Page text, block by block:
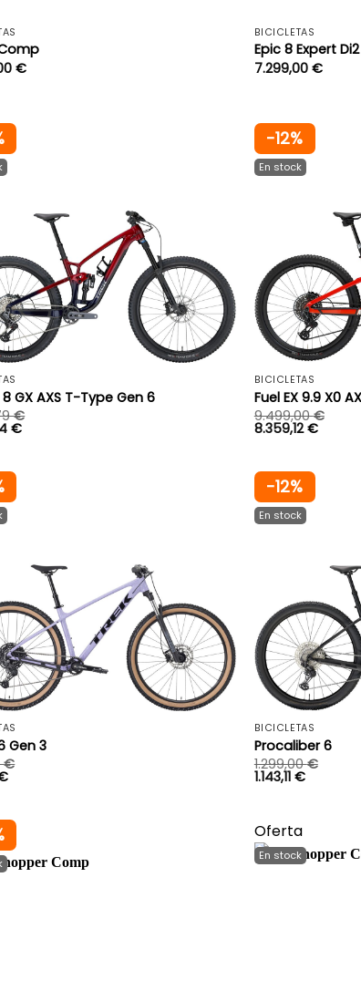
€
BICICLETAS
Epic 8 Expert Di2
7.299,00 €
+
8 GX AXS T-Type Gen 6
€
€
-12%
BICICLETAS
Fuel EX 9.9 X0
9.499,00€
8.359,12€
+
Gen 3
€
-12%
BICICLETAS
Procaliber 6
1.299,00€
1.143,11 €
Oferta